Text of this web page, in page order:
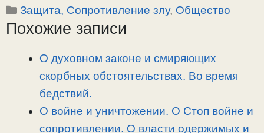
p
y
l
e
r
c
e
o
o
п
р
в
Рубрики
Защита, Сопротивление злу, Общество
Похожие записи
О духовном законе и смиряющих
скорбных обстоятельствах. Во время
бедствий.
О войне и уничтожении. О Стоп войне и
сопротивлении. О власти одержимых и